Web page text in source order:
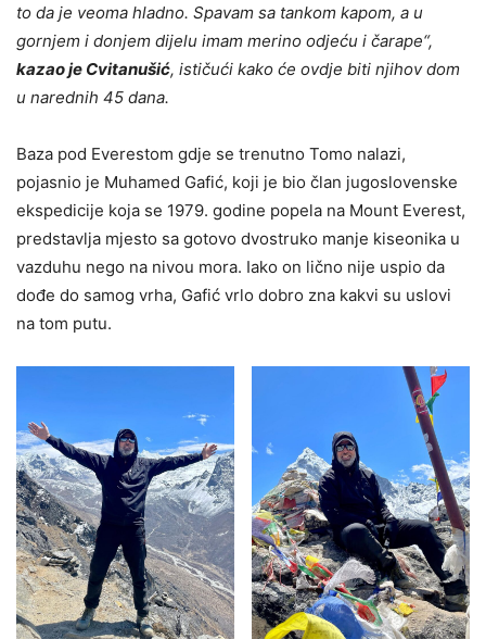
to da je veoma hladno. Spavam sa tankom kapom, a u
gornjem i donjem dijelu imam merino odjeću i čarape“,
kazao je Cvitanušić, ističući kako će ovdje biti njihov dom
u narednih 45 dana.
Baza pod Everestom gdje se trenutno Tomo nalazi,
pojasnio je Muhamed Gafić, koji je bio član jugoslovenske
ekspedicije koja se 1979. godine popela na Mount Everest,
predstavlja mjesto sa gotovo dvostruko manje kiseonika u
vazduhu nego na nivou mora. Iako on lično nije uspio da
dođe do samog vrha, Gafić vrlo dobro zna kakvi su uslovi
na tom putu.